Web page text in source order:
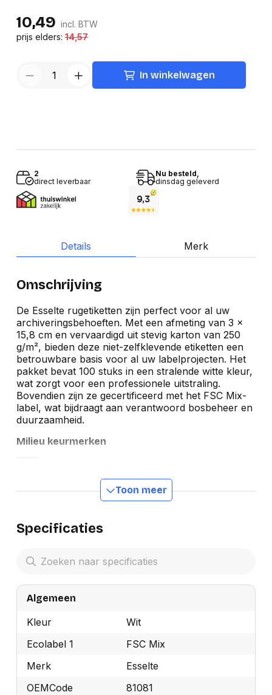
10,49 incl. BTW
prijs elders:14,57
In winkelwagen
2
direct leverbaar
Nu besteld,
dinsdag geleverd
Details Merk
Omschrijving
De Esselte rugetiketten zijn perfect voor al uw
archiveringsbehoeften. Met een afmeting van 3 x
15,8 cm en vervaardigd uit stevig karton van 250
g/m², bieden deze niet-zelfklevende etiketten een
betrouwbare basis voor al uw labelprojecten. Het
pakket bevat 100 stuks in een stralende witte kleur,
wat zorgt voor een professionele uitstraling.
Bovendien zijn ze gecertificeerd met het FSC Mix-
label, wat bijdraagt aan verantwoord bosbeheer en
duurzaamheid.
Milieu keurmerken
Toon meer
Specificaties
Algemeen
Kleur
Wit
Ecolabel 1
FSC Mix
Merk
Esselte
OEMCode
81081